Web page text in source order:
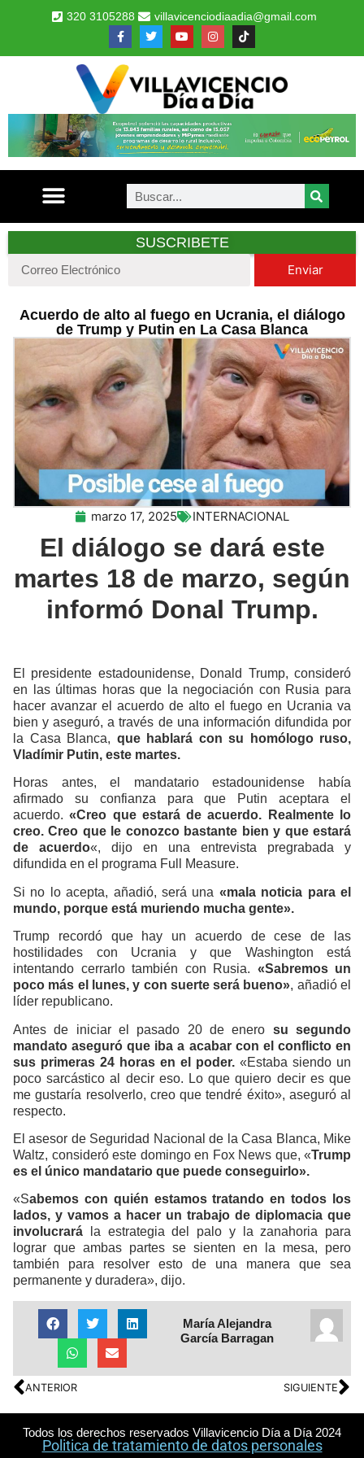
320 3105288 villavicenciodiaadia@gmail.com
SUSCRIBETE
Enviar
Acuerdo de alto al fuego en Ucrania, el diálogo
de Trump y Putin en La Casa Blanca
marzo 17, 2025 INTERNACIONAL
El diálogo se dará este
martes 18 de marzo, según
informó Donal Trump.
El presidente estadounidense, Donald Trump, consideró
en las últimas horas que la negociación con Rusia para
hacer avanzar el acuerdo de alto el fuego en Ucrania va
bien y aseguró, a través de una información difundida por
la Casa Blanca, que hablará con su homólogo ruso,
Vladímir Putin, este martes.
Horas antes, el mandatario estadounidense había
afirmado su confianza para que Putin aceptara el
acuerdo. «Creo que estará de acuerdo. Realmente lo
creo. Creo que le conozco bastante bien y que estará
de acuerdo«, dijo en una entrevista pregrabada y
difundida en el programa Full Measure.
Si no lo acepta, añadió, será una «mala noticia para el
mundo, porque está muriendo mucha gente».
Trump recordó que hay un acuerdo de cese de las
hostilidades con Ucrania y que Washington está
intentando cerrarlo también con Rusia. «Sabremos un
poco más el lunes, y con suerte será bueno», añadió el
líder republicano.
Antes de iniciar el pasado 20 de enero su segundo
mandato aseguró que iba a acabar con el conflicto en
sus primeras 24 horas en el poder. «Estaba siendo un
poco sarcástico al decir eso. Lo que quiero decir es que
me gustaría resolverlo, creo que tendré éxito», aseguró al
respecto.
El asesor de Seguridad Nacional de la Casa Blanca, Mike
Waltz, consideró este domingo en Fox News que, «Trump
es el único mandatario que puede conseguirlo».
«Sabemos con quién estamos tratando en todos los
lados, y vamos a hacer un trabajo de diplomacia que
involucrará
la estrategia del palo y la zanahoria para
lograr que ambas partes se sienten en la mesa, pero
también para resolver esto de una manera que sea
permanente y duradera», dijo.
María Alejandra
García Barragan
ANTERIOR SIGUIENTE
Todos los derechos reservados Villavicencio Día a Día 2024
Politica de tratamiento de datos personales